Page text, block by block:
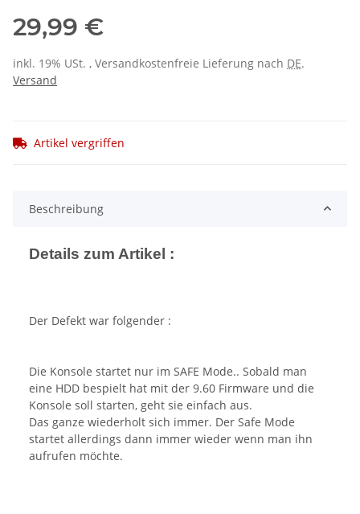
29,99 €
inkl. 19% USt. , Versandkostenfreie Lieferung nach DE.
Versand
Artikel vergriffen
Beschreibung
Details zum Artikel :
Der Defekt war folgender :
Die Konsole startet nur im SAFE Mode.. Sobald man
eine HDD bespielt hat mit der 9.60 Firmware und die
Konsole soll starten, geht sie einfach aus.
Das ganze wiederholt sich immer. Der Safe Mode
startet allerdings dann immer wieder wenn man ihn
aufrufen möchte.